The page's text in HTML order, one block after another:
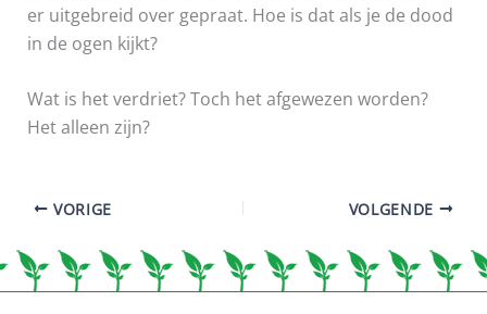
er uitgebreid over gepraat. Hoe is dat als je de dood
in de ogen kijkt?
Wat is het verdriet? Toch het afgewezen worden?
Het alleen zijn?
VORIGE VOLGENDE